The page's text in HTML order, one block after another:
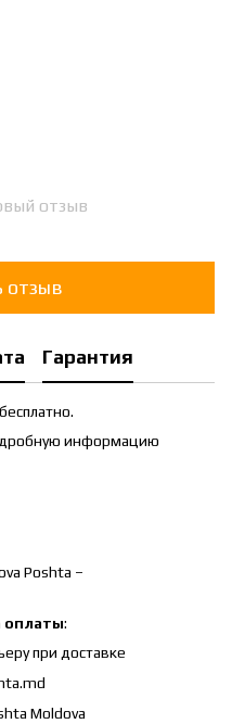
отзыв
отзыв
Гарантия
информацию
Poshta –
оплаты:
при доставке
Moldova